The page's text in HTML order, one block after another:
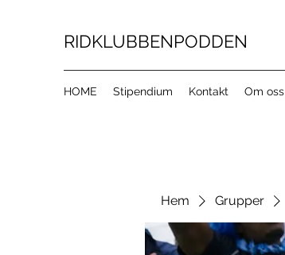
RIDKLUBBENPODDEN
HOME Stipendium Kontakt Om oss
Hem Grupper